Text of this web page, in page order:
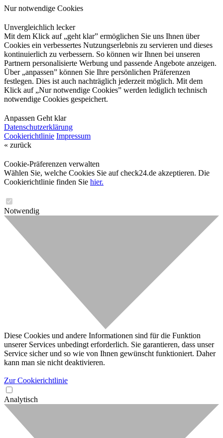
Nur notwendige Cookies
Unvergleichlich lecker
Mit dem Klick auf „geht klar” ermöglichen Sie uns Ihnen über
Cookies ein verbessertes Nutzungserlebnis zu servieren und dieses
kontinuierlich zu verbessern. So können wir Ihnen bei unseren
Partnern personalisierte Werbung und passende Angebote anzeigen.
Über „anpassen” können Sie Ihre persönlichen Präferenzen
festlegen. Dies ist auch nachträglich jederzeit möglich. Mit dem
Klick auf „Nur notwendige Cookies” werden lediglich technisch
notwendige Cookies gespeichert.
Anpassen Geht klar
Datenschutzerklärung
Cookierichtlinie Impressum
« zurück
Cookie-Präferenzen verwalten
Wählen Sie, welche Cookies Sie auf check24.de akzeptieren. Die
Cookierichtlinie finden Sie hier.
Notwendig
Diese Cookies und andere Informationen sind für die Funktion
unserer Services unbedingt erforderlich. Sie garantieren, dass unser
Service sicher und so wie von Ihnen gewünscht funktioniert. Daher
kann man sie nicht deaktivieren.
Zur Cookierichtlinie
Analytisch